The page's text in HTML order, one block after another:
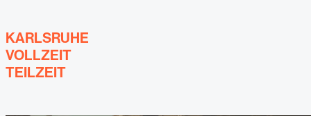
KARLSRUHE
VOLLZEIT